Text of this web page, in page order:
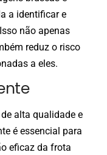
a identificar e
não apenas
reduz o risco
a eles.
alta qualidade e
é essencial para
eficaz da frota